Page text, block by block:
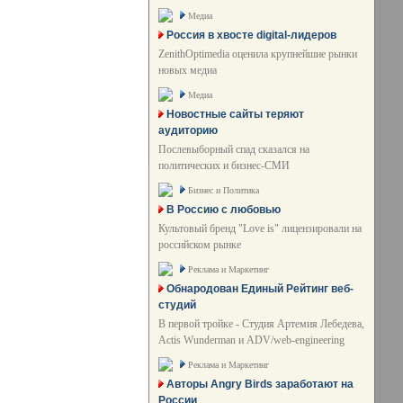
Медиа
Россия в хвосте digital-лидеров
ZenithOptimedia оценила крупнейшие рынки
новых медиа
Медиа
Новостные сайты теряют
аудиторию
Послевыборный спад сказался на
политических и бизнес-СМИ
Бизнес и Политика
В Россию с любовью
Культовый бренд "Love is" лицензировали на
российском рынке
Реклама и Маркетинг
Обнародован Единый Рейтинг веб-
студий
В первой тройке - Студия Артемия Лебедева,
Actis Wunderman и ADV/web-engineering
Реклама и Маркетинг
Авторы Angry Birds заработают на
России